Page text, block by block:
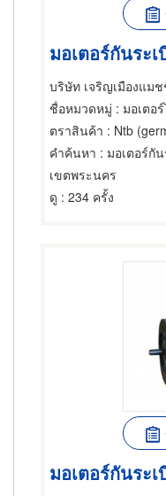
บริษัท เจริญเมืองแม
ชื่อหมวดหมู่ : มอเตอ
ตราสินค้า : Ntb
คำค้นหา : มอเตอร์กั
เขตพระนคร
ดู : 234 ครั้ง